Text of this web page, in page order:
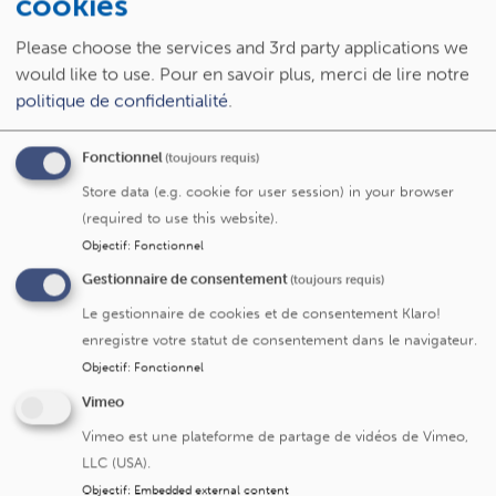
les chercheurs ont réussi à démontrer que la
neutralisation de SMIT1 permettrait protéger le coeur.
C'est une piste très concrète car ce transporteur
ressemble à d'autres molécules déjà ciblées par des
avancée permet d'imaginer, à terme, de nouveaux
traitements capables de freiner l'insuffisance cardiaque
chez les patients pour lesquels il n'existe aujourd'hui
presqu’aucune solution.
Un travail de longue haleine
Cette avancée scientifique est le fruit d'un projet
par Saint-Luc et l’UCLouvain. En 2024, une
première étude (réalisée avec l'Institut de
cardiologie de Montréal et publiée dans The
Please choose the services and 3rd party applications we
would like to use. Pour en savoir plus, merci de lire notre
politique de confidentialité.
Fonctionnel(toujours requis)
Store data (e.g. cookie for user session) in your browser
(required to use this website).
Objectif: Fonctionnel
Gestionnaire de consentement(toujours requis)
Le gestionnaire de cookies et de consentement Klaro!
enregistre votre statut de consentement dans le navigateur.
Objectif: Fonctionnel
Vimeo
Vimeo est une plateforme de partage de vidéos de Vimeo,
LLC (USA).
Objectif: Embedded external content